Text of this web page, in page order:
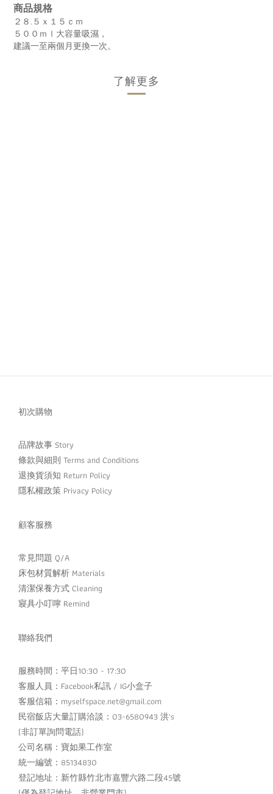
商品規格
２８.５ｘ１５ｃｍ
５００ｍｌ大容量吸濕，
建議一至兩個月更換一次。
了解更多
初次購物
品牌故事 Story
條款與細則 Terms and Conditions
退換貨須知 Return Policy
隱私權政策 Privacy Policy
顧客服務
常見問題 Q/A
床包材質解析 Materials
清潔保養方式 Cleaning
寢具小叮嚀 Remind
聯絡我們
服務時間：平日10:30 - 17:30
客服人員： Facebook私訊 / IG小盒子
客服信箱：myselfspace.net@gmail.com
民宿飯店大量訂購洽談：03-6580943 洪's
(非訂單詢問電話)
公司名稱：寶如果工作室
統一編號：85134830
登記地址：新竹縣竹北市嘉豐六路二段45號